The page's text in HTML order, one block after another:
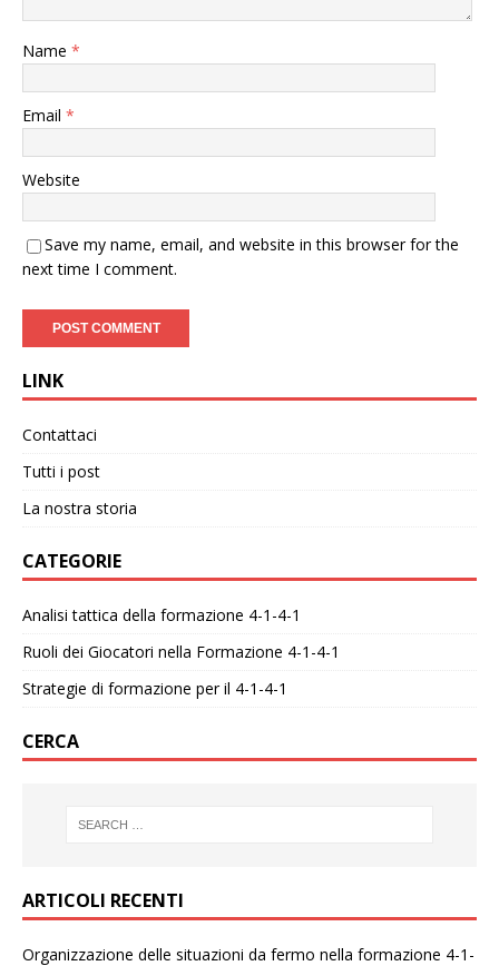
Name *
Email *
Website
Save my name, email, and website in this browser for the
next time I comment.
LINK
Contattaci
Tutti i post
La nostra storia
CATEGORIE
Analisi tattica della formazione 4-1-4-1
Ruoli dei Giocatori nella Formazione 4-1-4-1
Strategie di formazione per il 4-1-4-1
CERCA
ARTICOLI RECENTI
Organizzazione delle situazioni da fermo nella formazione 4-1-